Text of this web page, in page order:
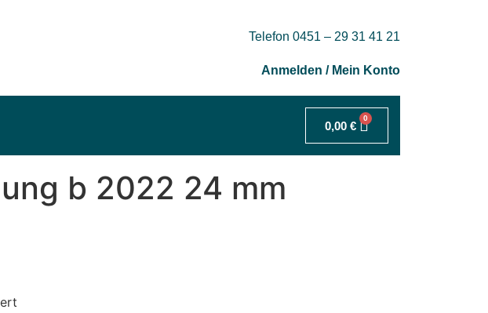
Telefon 0451 – 29 31 41 21
Anmelden / Mein Konto
0,00 €
0
b 2022 24 mm